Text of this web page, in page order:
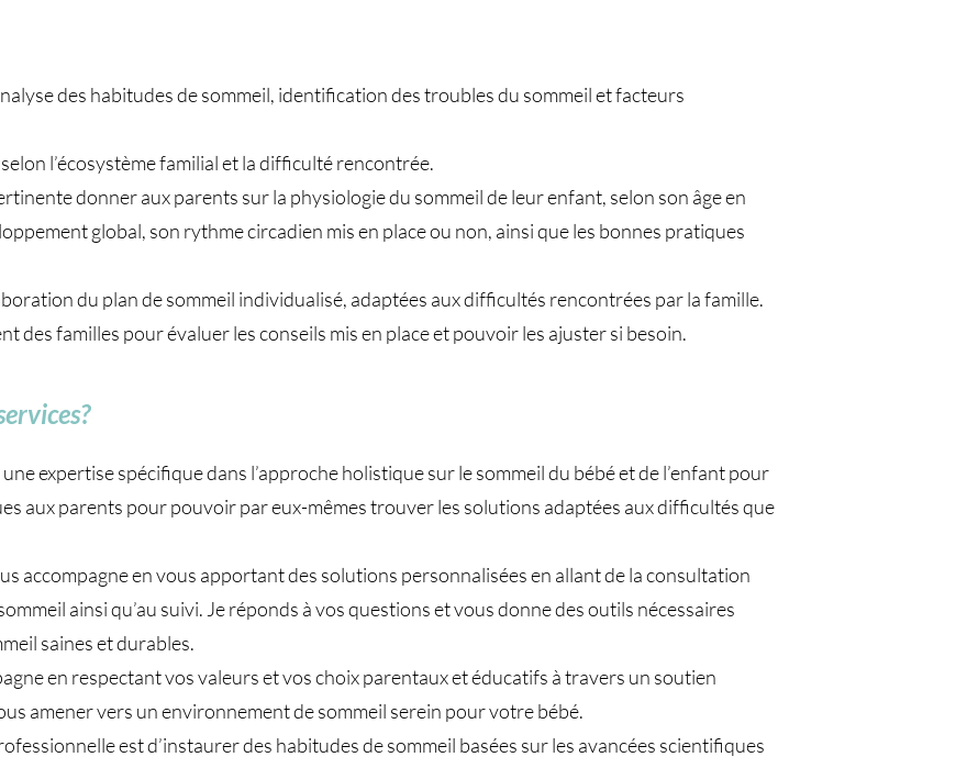
des habitudes de sommeil, identification des troubles du sommeil et facteurs
l’écosystème familial et la difficulté rencontrée.
donner aux parents sur la physiologie du sommeil de leur enfant, selon son âge en
global, son rythme circadien mis en place ou non, ainsi que les bonnes pratiques
du plan de sommeil individualisé, adaptées aux difficultés rencontrées par la famille.
des familles pour évaluer les conseils mis en place et pouvoir les ajuster si besoin.
expertise spécifique dans l’approche holistique sur le sommeil du bébé et de l’enfant pour
aux parents pour pouvoir par eux-mêmes trouver les solutions adaptées aux difficultés que
accompagne en vous apportant des solutions personnalisées en allant de la consultation
ainsi qu’au suivi. Je réponds à vos questions et vous donne des outils nécessaires
saines et durables.
en respectant vos valeurs et vos choix parentaux et éducatifs à travers un soutien
amener vers un environnement de sommeil serein pour votre bébé.
est d’instaurer des habitudes de sommeil basées sur les avancées scientifiques